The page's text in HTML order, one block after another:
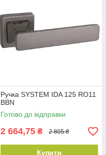
Ручка SYSTEM IDA 125 RO11
BBN
Готово до відправки
2 664,75 ₴ 2 805 ₴
Купити